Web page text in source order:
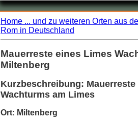
Home ... und zu weiteren Orten aus
Rom in Deutschland
Mauerreste eines Limes
Miltenberg
Kurzbeschreibung: Mauerreste
Wachturms am Limes
Ort: Miltenberg